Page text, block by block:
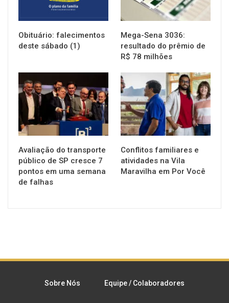
Obituário: falecimentos
deste sábado (1)
Mega-Sena 3036:
resultado do prêmio de
R$ 78 milhões
NOTÍCIAS
Avaliação do transporte
público de SP cresce 7
pontos em uma semana
de falhas
NOTÍCIAS
Conflitos familiares e
atividades na Vila
Maravilha em Por Você
Sobre Nós Equipe / Colaboradores